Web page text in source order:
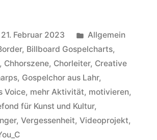
21. Februar 2023
Veröffentlicht
unter
Allgemein
, Billboard Gospelcharts,
, Chhorszene, Chorleiter, Creative
, Gospelchor aus Lahr,
Voice, mehr Aktivität, motivieren,
für Kunst und Kultur,
, Vergessenheit, Videoprojekt,